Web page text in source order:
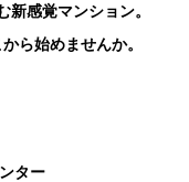
感覚マンション。
ら始めませんか。
ター